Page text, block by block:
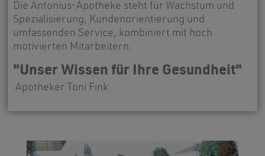
Die Antonius-Apotheke steht für Wachstum und
Spezialisierung, Kundenorientierung und
umfassenden Service, kombiniert mit hoch
motivierten Mitarbeitern.
"Unser Wissen für Ihre Gesundheit"
Apotheker Toni Fink